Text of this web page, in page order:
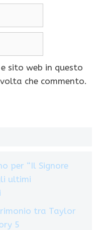
sito web in questo
che commento.
per “Il Signore
ultimi
tra Taylor
5